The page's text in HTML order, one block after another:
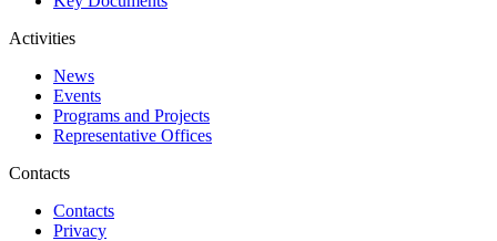
Activities
News
Events
Programs and Projects
Representative Offices
Contacts
Contacts
Privacy